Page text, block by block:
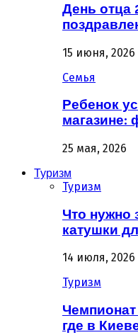
День отца
15 июня, 2026
Семья
Ребенок
магазине:
25 мая, 2026
Туризм
Туризм
Что нужно
катушки
14 июля, 2026
Туризм
где в